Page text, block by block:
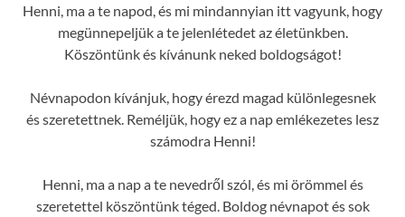
Henni, ma a te napod, és mi mindannyian itt vagyunk, hogy
megünnepeljük a te jelenlétedet az életünkben.
Köszöntünk és kívánunk neked boldogságot!
Névnapodon kívánjuk, hogy érezd magad különlegesnek
és szeretettnek. Reméljük, hogy ez a nap emlékezetes lesz
számodra Henni!
Henni, ma a nap a te nevedről szól, és mi örömmel és
szeretettel köszöntünk téged. Boldog névnapot és sok